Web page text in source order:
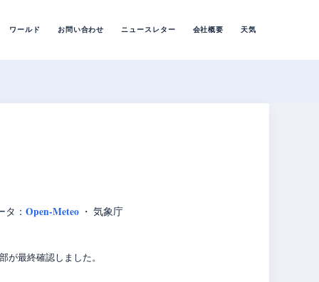
ワールド お問い合わせ ニュースレター 会社概要 天気
タ： Open-Meteo ・ 気象庁
最終確認しました。